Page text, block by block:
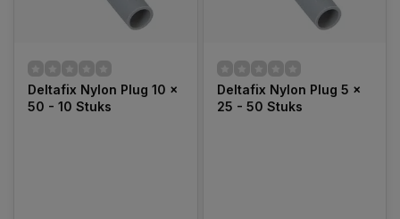
Deltafix Nylon Plug 10 x
50 - 10 Stuks
Deltafix Nylon Plug 5 x
25 - 50 Stuks